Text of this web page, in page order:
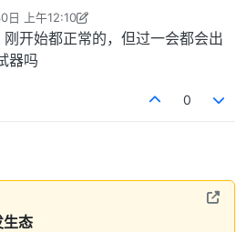
日 上午12:10
2024年12月30日 上午8:11
开始都正常的，但过一会都会出
器吗
0
生态